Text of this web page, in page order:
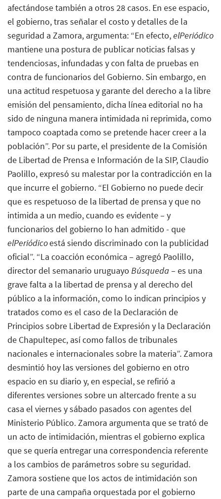
afectándose también a otros 28 casos. En ese espacio,
el gobierno, tras señalar el costo y detalles de la
seguridad a Zamora, argumenta: “En efecto,elPeriódico
mantiene una postura de publicar noticias falsas y
tendenciosas, infundadas y con falta de pruebas en
contra de funcionarios del Gobierno. Sin embargo, en
una actitud respetuosa y garante del derecho a la libre
emisión del pensamiento, dicha línea editorial no ha
sido de ninguna manera intimidada ni reprimida, como
tampoco coaptada como se pretende hacer creer a la
población”. Por su parte, el presidente de la Comisión
de Libertad de Prensa e Información de la SIP, Claudio
Paolillo, expresó su malestar por la contradicción en la
que incurre el gobierno. “El Gobierno no puede decir
que es respetuoso de la libertad de prensa y que no
intimida a un medio, cuando es evidente – y
funcionarios del gobierno lo han admitido - que
elPeriódicoestá siendo discriminado con la publicidad
oficial”. “La coacción económica – agregó Paolillo,
director del semanario uruguayo Búsqueda – es una
grave falta a la libertad de prensa y al derecho del
público a la información, como lo indican principios y
tratados como es el caso de la Declaración de
Principios sobre Libertad de Expresión y la Declaración
de Chapultepec, así como fallos de tribunales
nacionales e internacionales sobre la materia”. Zamora
desmintió hoy las versiones del gobierno en otro
espacio en su diario y, en especial, se refirió a
diferentes versiones sobre un altercado frente a su
casa el viernes y sábado pasados con agentes del
Ministerio Público. Zamora argumenta que se trató de
un acto de intimidación, mientras el gobierno explica
que se quería entregar una correspondencia referente
a los cambios de parámetros sobre su seguridad.
Zamora sostiene que los actos de intimidación son
parte de una campaña orquestada por el gobierno